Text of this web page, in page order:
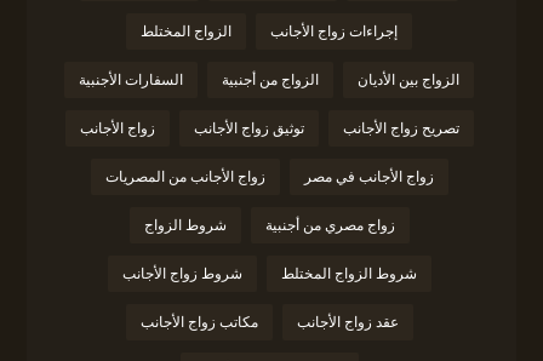
إجراءات زواج الأجانب الزواج المختلط
الزواج بين الأديان الزواج من أجنبية السفارات الأجنبية
تصريح زواج الأجانب توثيق زواج الأجانب زواج الأجانب
زواج الأجانب في مصر زواج الأجانب من المصريات
زواج مصري من أجنبية شروط الزواج
شروط الزواج المختلط شروط زواج الأجانب
عقد زواج الأجانب مكاتب زواج الأجانب